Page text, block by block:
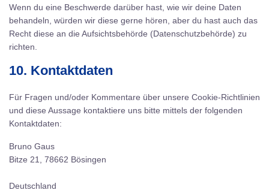
Wenn du eine Beschwerde darüber hast, wie wir deine Daten
behandeln, würden wir diese gerne hören, aber du hast auch das
Recht diese an die Aufsichtsbehörde (Datenschutzbehörde) zu
richten.
10. Kontaktdaten
Für Fragen und/oder Kommentare über unsere Cookie-Richtlinien
und diese Aussage kontaktiere uns bitte mittels der folgenden
Kontaktdaten:
Bruno Gaus
Bitze 21, 78662 Bösingen
Deutschland